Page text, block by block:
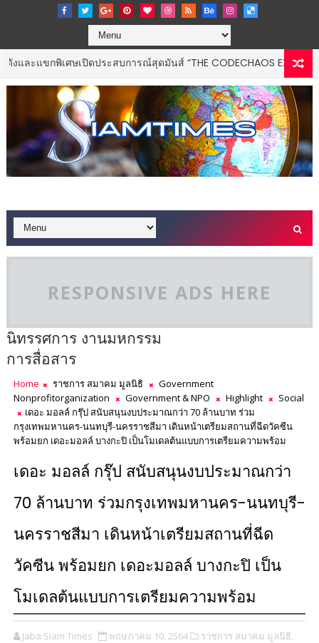
ดประสบการณ์สุดมันส์ “THE CODECHAOS EXPERIENCE – CHAOS
RESPONSIVE ADS HERE
นิทรรศการ งานมหกรรม
การสื่อสาร
Home ราชการ สมาคม มูลนิธิ
Government
Nonprofitorganization
Government & NPO Highlight
Social
เดอะ มอลล์ กรุ๊ป สนับสนุนงบประมาณกว่า 70 ล้านบาท ร่วม
กรุงเทพมหานคร-นนทบุรี-นครราชสีมา เดินหน้าเตรียมสถานที่ฉีดวัคซีน
พร้อมยก เดอะมอลล์ บางกะปิ เป็นโมเดลต้นแบบการเตรียมความพร้อม
เดอะ มอลล์ กรุ๊ป สนับสนุนงบประมาณกว่า
70 ล้านบาท ร่วมกรุงเทพมหานคร-นนทบุรี-
นครราชสีมา เดินหน้าเตรียมสถานที่ฉีด
วัคซีน พร้อมยก เดอะมอลล์ บางกะปิ เป็น
โมเดลต้นแบบการเตรียมความพร้อม
Jaba Siam Times พฤษภาคม 10, 2564
ราชการ สมาคม มูลนิธิ,